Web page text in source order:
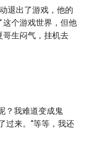
退出了游戏，他的
个游戏世界，但他
哥生闷气，挂机去
？我难道变成鬼
过来。“等等，我还